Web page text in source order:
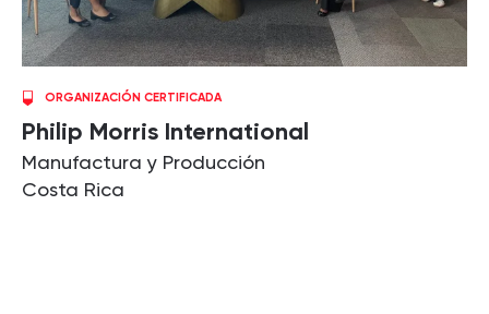
ORGANIZACIÓN CERTIFICADA
Philip Morris International
Manufactura y Producción
Costa Rica